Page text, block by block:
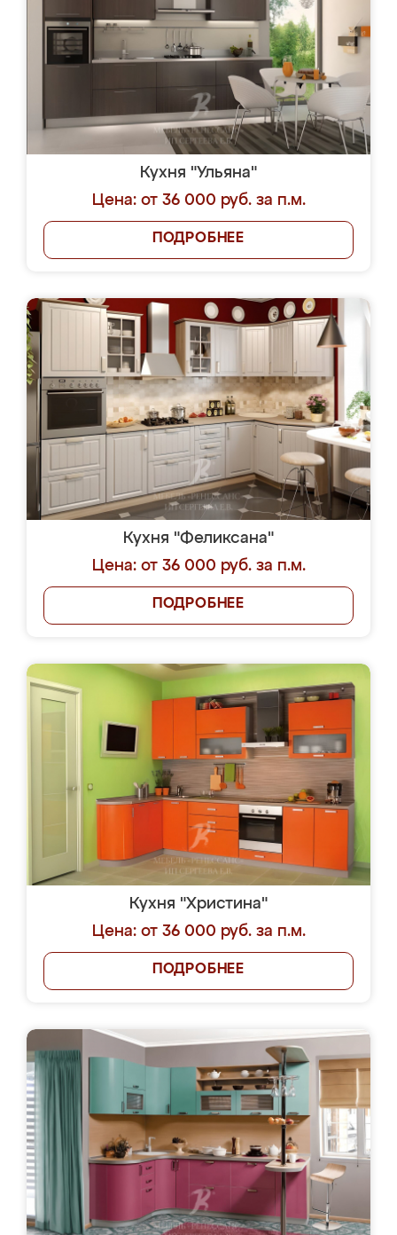
Кухня "Ульяна"
Цена: от 36 000 руб. за п.м.
ПОДРОБНЕЕ
Кухня "Феликсана"
Цена: от 36 000 руб. за п.м.
ПОДРОБНЕЕ
Кухня "Христина"
Цена: от 36 000 руб. за п.м.
ПОДРОБНЕЕ